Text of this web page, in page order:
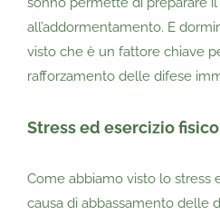
all’addormentamento. E
visto che è un fattore chiave
rafforzamento delle difese
Stress ed esercizio fisico
Come abbiamo visto lo stress
causa di abbassamento delle